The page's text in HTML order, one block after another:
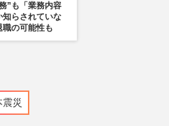
”も「業務内容
知らされていな
職の可能性も
震災